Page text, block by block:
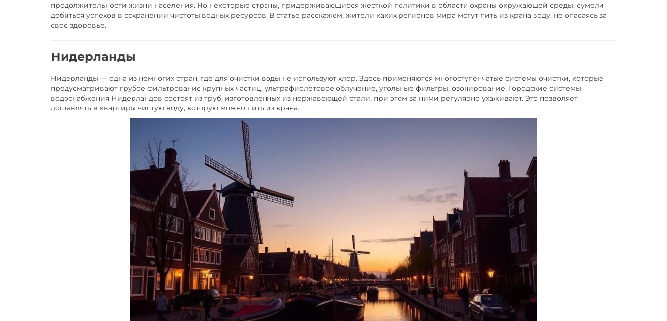
продолжительности жизни населения. Но некоторые страны, придерживающиеся жесткой политики в области охраны окружающей среды, сумели
добиться успехов в сохранении чистоты водных ресурсов. В статье расскажем, жители каких регионов мира могут пить из крана воду, не опасаясь за
свое здоровье.
Нидерланды
Нидерланды — одна из немногих стран, где для очистки воды не используют хлор. Здесь применяются многоступенчатые системы очистки, которые
предусматривают грубое фильтрование крупных частиц, ультрафиолетовое облучение, угольные фильтры, озонирование. Городские системы
водоснабжения Нидерландов состоят из труб, изготовленных из нержавеющей стали, при этом за ними регулярно ухаживают. Это позволяет
доставлять в квартиры чистую воду, которую можно пить из крана.